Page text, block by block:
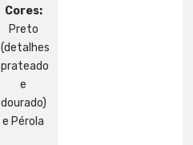
Cores:
Preto
(detalhes
prateado
e
dourado)
e Pérola